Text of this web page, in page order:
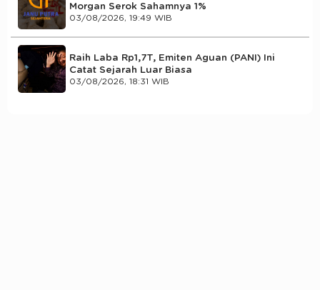
Morgan Serok Sahamnya 1%
03/08/2026, 19:49 WIB
Raih Laba Rp1,7T, Emiten Aguan (PANI) Ini
Catat Sejarah Luar Biasa
03/08/2026, 18:31 WIB